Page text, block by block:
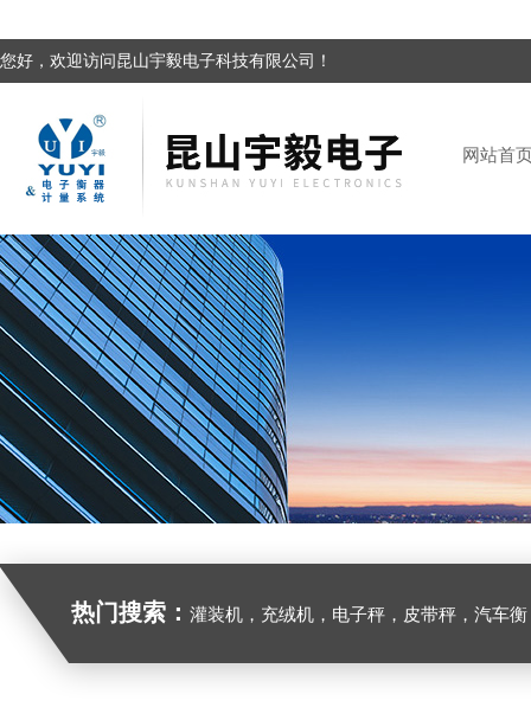
您好，欢迎访问昆山宇毅电子科技有限公司！
网站首
热门搜索： 灌装机，充绒机，电子秤，皮带秤，汽车